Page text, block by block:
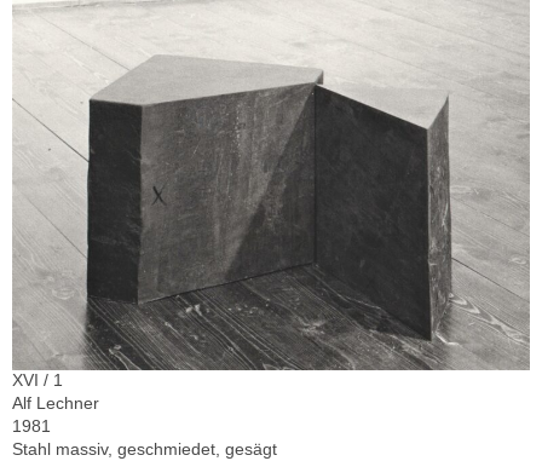
XVI / 1
Alf Lechner
1981
Stahl massiv, geschmiedet, gesägt